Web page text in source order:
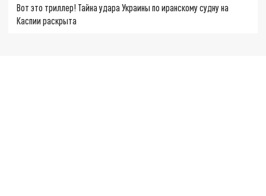
Вот это триллер! Тайна удара Украины по иранскому судну на
Каспии раскрыта